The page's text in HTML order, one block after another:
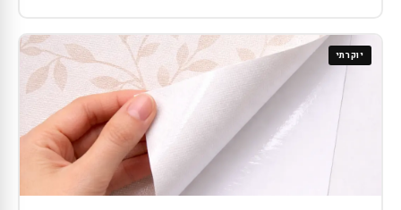
יוקרתי